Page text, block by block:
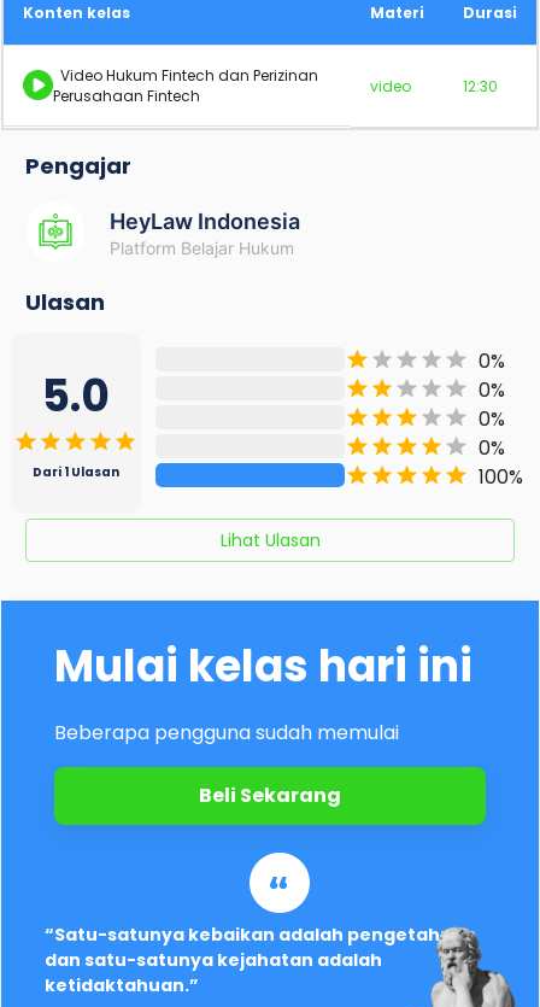
Konten kelas Materi Durasi
Video Hukum Fintech dan Perizinan
Perusahaan Fintech
video 12:30
Pengajar
HeyLaw Indonesia
Platform Belajar Hukum
Ulasan
5.0
Dari 1Ulasan
0%
0%
0%
0%
100%
Lihat Ulasan
Mulai kelas hari ini
Beberapa pengguna sudah memulai
Beli Sekarang
“Satu-satunya kebaikan adalah pengetahuan
dan satu-satunya kejahatan adalah
ketidaktahuan.”